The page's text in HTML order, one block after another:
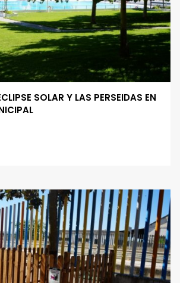
SOLAR Y LAS PERSEIDAS EN